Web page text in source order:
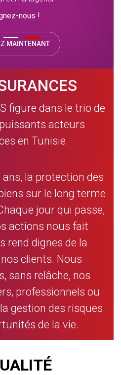
nous !
MAINTENANT
figure dans le trio de
acteurs
en Tunisie.
la protection des
sur le long terme
jour qui passe,
actions nous fait
rend dignes de la
clients. Nous
sans relâche, nos
professionnels ou
gestion des risques
de la vie.